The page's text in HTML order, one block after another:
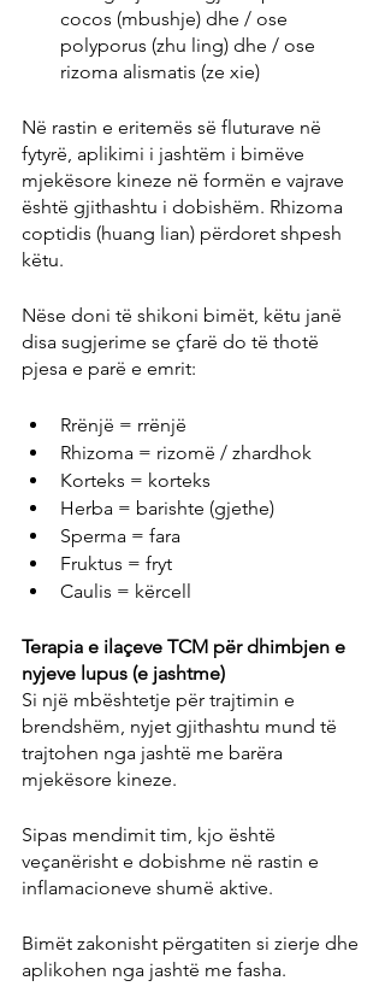
cocos (mbushje) dhe / ose
polyporus (zhu ling) dhe / ose
rizoma alismatis (ze xie)
Në rastin e eritemës së fluturave në
fytyrë, aplikimi i jashtëm i bimëve
mjekësore kineze në formën e vajrave
është gjithashtu i dobishëm. Rhizoma
coptidis (huang lian) përdoret shpesh
këtu.
Nëse doni të shikoni bimët, këtu janë
disa sugjerime se çfarë do të thotë
pjesa e parë e emrit:
Rrënjë = rrënjë
Rhizoma = rizomë / zhardhok
Korteks = korteks
Herba = barishte (gjethe)
Sperma = fara
Fruktus = fryt
Caulis = kërcell
Terapia e ilaçeve TCM për dhimbjen e
nyjeve lupus (e jashtme)
Si një mbështetje për trajtimin e
brendshëm, nyjet gjithashtu mund të
trajtohen nga jashtë me barëra
mjekësore kineze.
Sipas mendimit tim, kjo është
veçanërisht e dobishme në rastin e
inflamacioneve shumë aktive.
Bimët zakonisht përgatiten si zierje dhe
aplikohen nga jashtë me fasha.